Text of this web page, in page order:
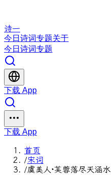
诗一
今日 诗词专题关于
今日 诗词专题
下载 App
下载 App
首页
/宋词
/虞美人·芙蓉落尽天涵水